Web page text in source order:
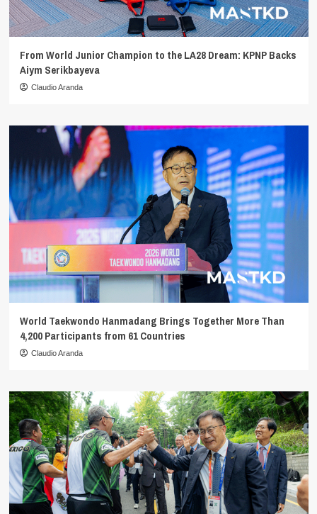
From World Junior Champion to the LA28 Dream: KPNP Backs
Aiym Serikbayeva
Claudio Aranda
World Taekwondo Hanmadang Brings Together More Than
4,200 Participants from 61 Countries
Claudio Aranda